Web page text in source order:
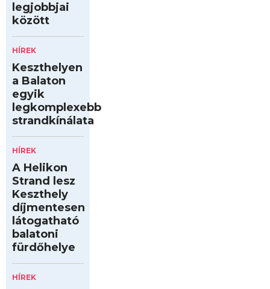
legjobbjai
között
HÍREK
Keszthelyen
a Balaton
egyik
legkomplexebb
strandkínálata
HÍREK
A Helikon
Strand lesz
Keszthely
díjmentesen
látogatható
balatoni
fürdőhelye
HÍREK